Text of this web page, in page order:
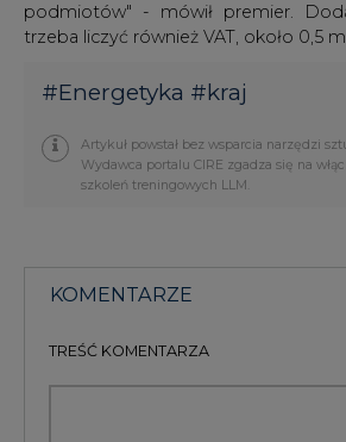
Przesłanie komentarza oznacza akceptację